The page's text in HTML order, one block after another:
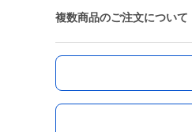
複数商品のご注文について